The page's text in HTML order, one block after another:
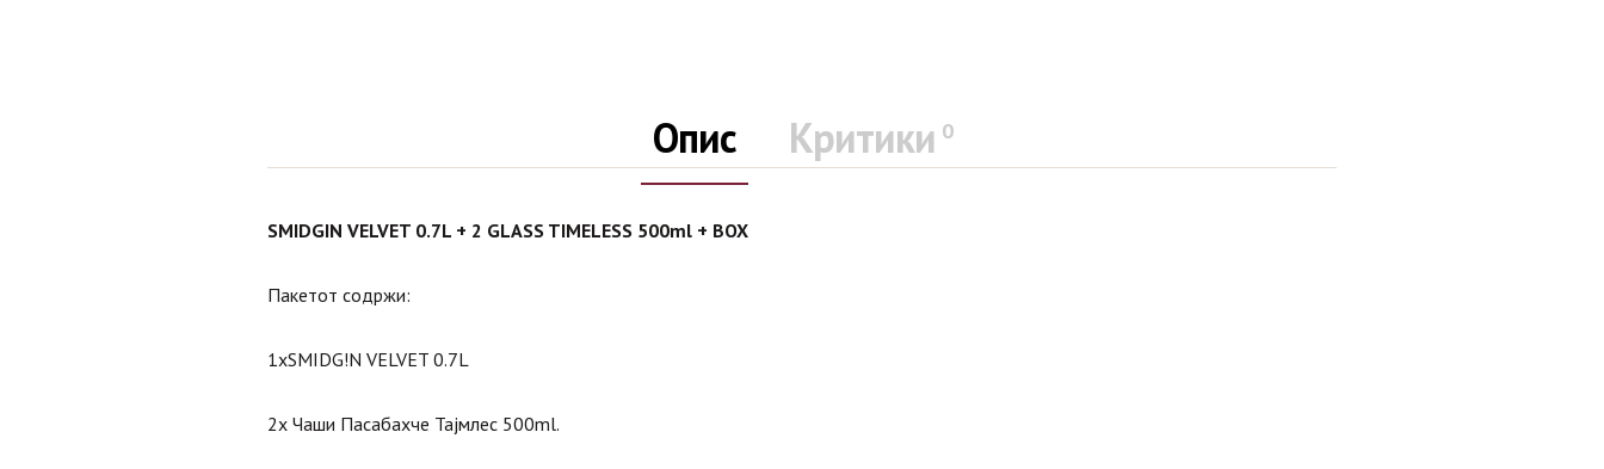
Опис Критики 0
SMIDGIN VELVET 0.7L + 2 GLASS TIMELESS 500ml + BOX
Пакетот содржи:
1хSMIDG!N VELVET 0.7L
2x Чаши Пасабахче Тајмлес 500ml.